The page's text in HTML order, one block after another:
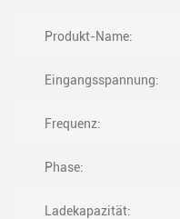
Produkt-Name:
Eingangsspannung:
Frequenz:
Phase:
Ladekapazität: